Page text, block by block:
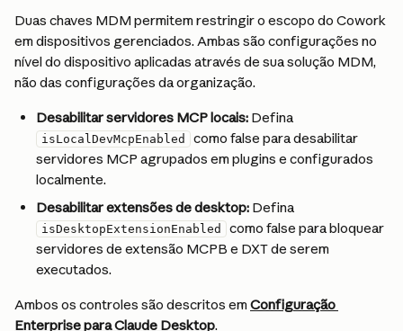
Duas chaves MDM permitem restringir o escopo do Cowork
em dispositivos gerenciados. Ambas são configurações no
nível do dispositivo aplicadas através de sua solução MDM,
não das configurações da organização.
Desabilitar servidores MCP locais: Defina
isLocalDevMcpEnabled
como false para desabilitar
servidores MCP agrupados em plugins e configurados
localmente.
Desabilitar extensões de desktop: Defina
isDesktopExtensionEnabled
como false para bloquear
servidores de extensão MCPB e DXT de serem
executados.
Ambos os controles são descritos em Configuração
Enterprise para Claude Desktop.